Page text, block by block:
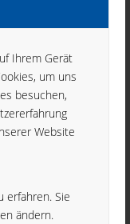
Ihrem Gerät
um uns
besuchen,
Website
erfahren. Sie
ändern.
s.r.o. ist
9001:2015